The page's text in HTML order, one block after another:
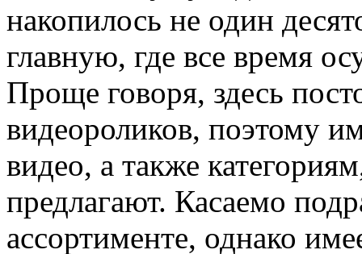
накопилось не один
главную, где все время
Проще говоря, здесь
видеороликов, поэтому
видео, а также
предлагают. Касаемо
ассортименте, однако